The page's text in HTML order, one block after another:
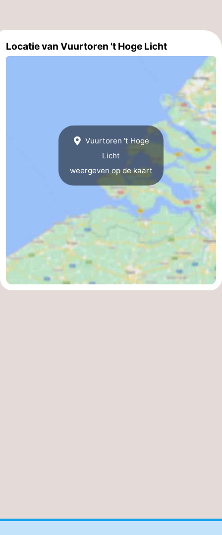
Locatie van Vuurtoren 't Hoge Licht
Vuurtoren 't Hoge
Licht
weergeven op de kaart